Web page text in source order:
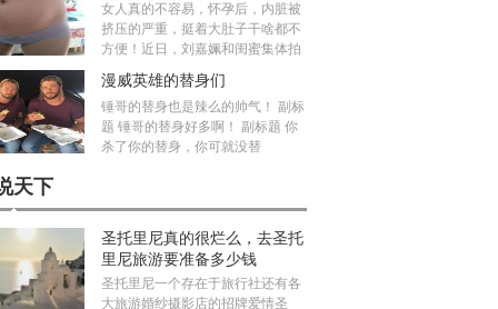
女人真的不容易，怀孕后，内脏被
挤压的严重，挺着大肚子干啥都不
方便！近日，刘嘉姵和闺蜜集体拍
漫威英雄的替身们
锤哥的替身也是辣么的帅气！ 副标
题 锤哥的替身好多啊！ 副标题 你
杀了你的替身，你可就没替
天下
圣托里尼真的很烂么，去圣托
里尼旅游要准备多少钱
圣托里尼一个存在于旅行社还有各
大旅游婚纱摄影店的招牌爱情圣